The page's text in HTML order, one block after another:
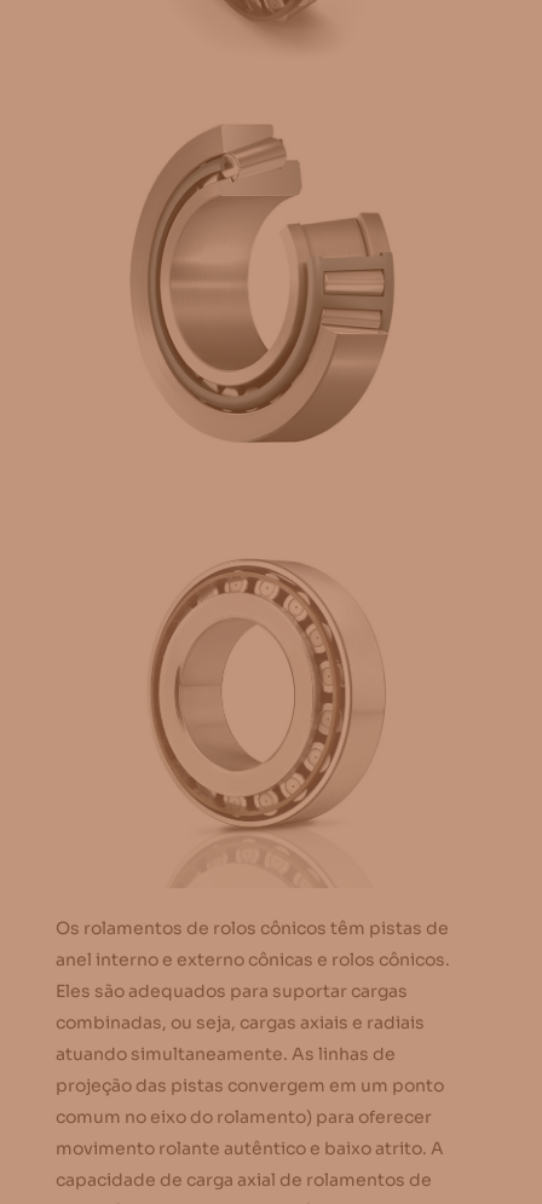
Os rolamentos de rolos cônicos têm pistas de
anel interno e externo cônicas e rolos cônicos.
Eles são adequados para suportar cargas
combinadas, ou seja, cargas axiais e radiais
atuando simultaneamente. As linhas de
projeção das pistas convergem em um ponto
comum no eixo do rolamento) para oferecer
movimento rolante autêntico e baixo atrito. A
capacidade de carga axial de rolamentos de